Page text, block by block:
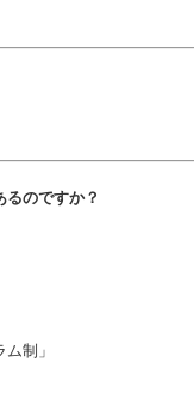
のですか？
制」